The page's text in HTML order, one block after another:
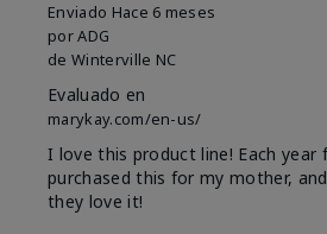
Enviado Hace 6 meses
porADG
de Winterville NC
Evaluado en
marykay.com/en-us/
I love this product line! Each year
purchased this for my mother,
they love it!